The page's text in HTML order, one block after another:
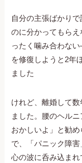
自分の主張ばかり
のに分かってもら
ったく噛み合わな
を修復しようと2年
ました
けれど、離婚して
ました。腰のヘル
おかしいよ」と勧
で、「パニック障
心の波に呑み込ま